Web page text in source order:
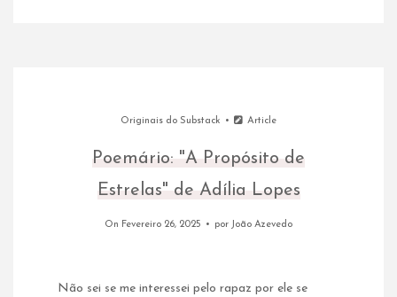
Originais do Substack Article
Poemário: "A Propósito de
Estrelas" de Adília Lopes
On Fevereiro 26, 2025 por João Azevedo
Não sei se me interessei pelo rapaz por ele se